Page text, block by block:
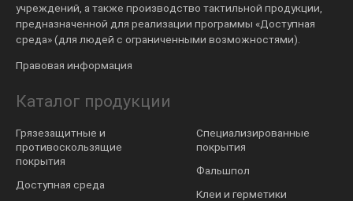
учреждений, а также производство тактильной продукции,
предназначенной для реализации программы «Доступная
среда» (для людей с ограниченными возможностями).
Правовая информация
Каталог продукции
Грязезащитные и
противоскользящие
покрытия
Доступная среда
Специализированные
покрытия
Фальшпол
Клеи и герметики